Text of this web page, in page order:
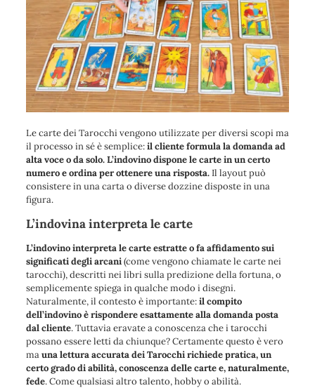
Le carte dei Tarocchi vengono utilizzate per diversi scopi ma
il processo in sé è semplice:il cliente formula la domanda ad
alta voce o da solo. L’indovino dispone le carte in un certo
numero e ordina per ottenere una risposta.Il layout può
consistere in una carta o diverse dozzine disposte in una
figura.
L’indovina interpreta le carte
L’indovino interpreta le carte estratte o fa affidamento sui
significati degli arcani(come vengono chiamate le carte nei
tarocchi), descritti nei libri sulla predizione della fortuna, o
semplicemente spiega in qualche modo i disegni.
Naturalmente, il contesto è importante:il compito
dell’indovino è rispondere esattamente alla domanda posta
dal cliente. Tuttavia eravate a conoscenza che i tarocchi
possano essere letti da chiunque? Certamente questo è vero
mauna lettura accurata dei Tarocchi richiede pratica, un
certo grado di abilità, conoscenza delle carte e, naturalmente,
fede. Come qualsiasi altro talento, hobby o abilità.